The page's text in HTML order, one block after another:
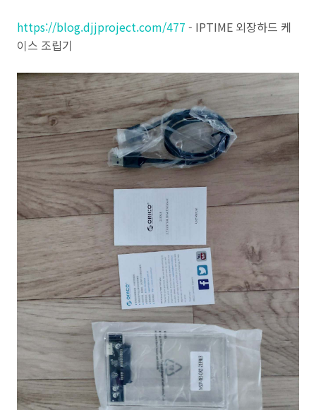
https://blog.djjproject.com/477 - IPTIME 외장하드 케
이스 조립기